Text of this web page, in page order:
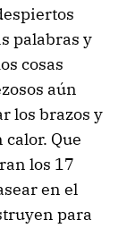
palabras y
cosas
aún
los brazos y
Que
los 17
en el
para